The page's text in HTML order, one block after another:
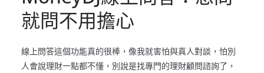
就問不用擔心
線上問答這個功能真的很棒，像我就害怕與真人對談，怕別
人會說理財一點都不懂，別說是找專門的理財顧問諮詢了，